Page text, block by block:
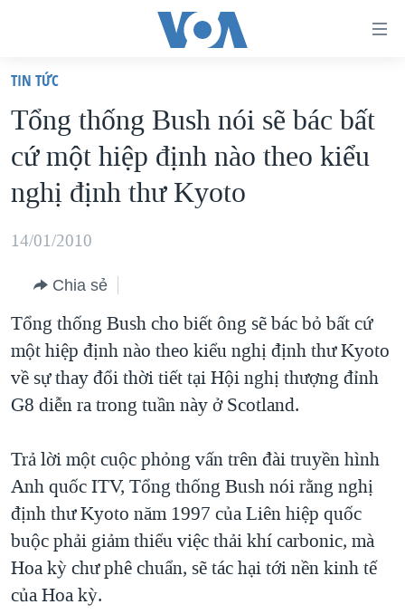
truy
cập
Tới
nội
dung
chính
hướng
chính
Đi
tới
VIỆT NAM
HOA KỲ
BIỂN ĐÔNG
THẾ GIỚI
DIỄN ĐÀN
MỤC
TỰ DO BÁO CHÍ
VẠCH TRẦN TIN GIẢ
ĐỜI SỐNG
KINH TẾ
KHOA HỌC
SỨC KHOẺ
VĂN HOÁ
CHUYÊN ĐỀ
CHIẾN TRANH THƯƠNG MẠI CỦA MỸ: QUÁ KHỨ VÀ HIỆN
TẠI
MỘT NĂM CHIẾN TRANH TẠI DẢI GAZA
GIẢI MÃ VÀNH ĐAI & CON ĐƯỜNG
NGÀY TỊ NẠN THẾ GIỚI
TRỊNH VĨNH BÌNH - NGƯỜI HẠ 'BÊN THẮNG CUỘC'
GROUND ZERO – XƯA VÀ NAY
HỌC TIẾNG ANH
NGHE
MẠNG XÃ HỘI
Ngôn ngữ khác
TIN TỨC
Tổng thống Bush nói sẽ bác bất
cứ một hiệp định nào theo kiểu
nghị định thư Kyoto
14/01/2010
Chia sẻ
Tổng thống Bush cho biết ông sẽ bác bỏ bất cứ
một hiệp định nào theo kiểu nghị định thư Kyoto
về sự thay đổi thời tiết tại Hội nghị thượng đỉnh
G8 diễn ra trong tuần này ở Scotland.
Trả lời một cuộc phỏng vấn trên đài truyền hình
Anh quốc ITV, Tổng thống Bush nói rằng nghị
định thư Kyoto năm 1997 của Liên hiệp quốc
buộc phải giảm thiểu việc thải khí carbonic, mà
Hoa kỳ chư phê chuẩn, sẽ tác hại tới nền kinh tế
của Hoa kỳ.